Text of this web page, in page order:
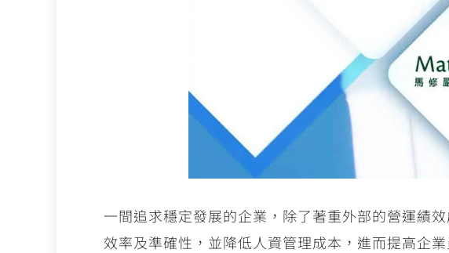
一間追求穩定發展的企業，除了著重外部的營運績
效率及準確性，並降低人資管理成本，進而提高企